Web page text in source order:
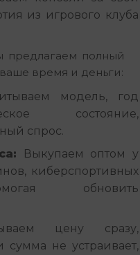
из игрового клуба
полный
время и деньги:
модель, год
состояние,
спрос.
Выкупаем оптом у
киберспортивных
обновить
цену сразу,
сумма не устраивает,